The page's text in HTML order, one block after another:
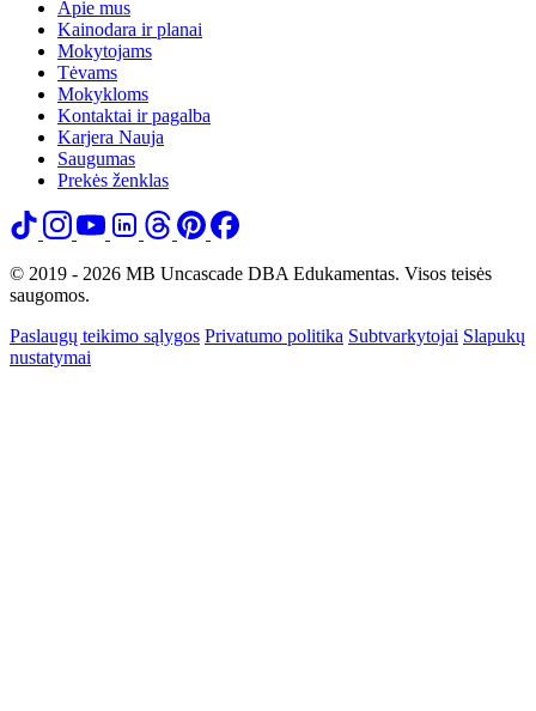
Apie mus
Kainodara ir planai
Mokytojams
Tėvams
Mokykloms
Kontaktai ir pagalba
Karjera Nauja
Saugumas
Prekės ženklas
© 2019 - 2026 MB Uncascade DBA Edukamentas. Visos teisės
saugomos.
Paslaugų teikimo sąlygos Privatumo politika Subtvarkytojai Slapukų
nustatymai